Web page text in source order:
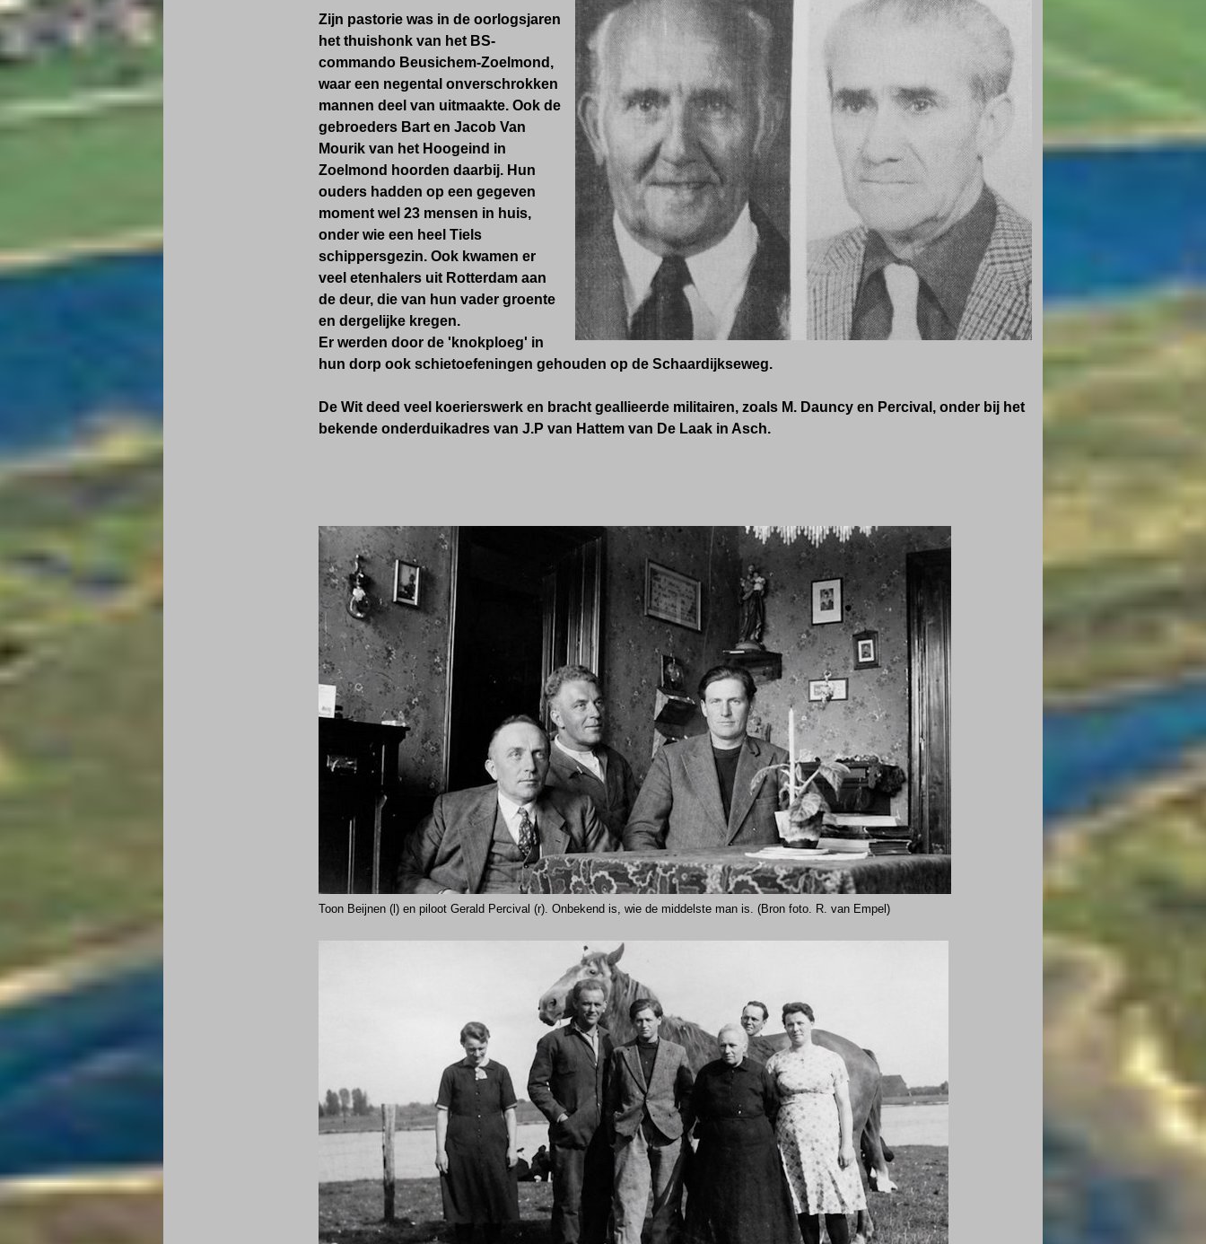
Zijn pastorie was in de oorlogsjaren
het thuishonk van het BS-
commando Beusichem-Zoelmond,
waar een negental onverschrokken
mannen deel van uitmaakte. Ook de
gebroeders Bart en Jacob Van
Mourik van het Hoogeind in
Zoelmond hoorden daarbij. Hun
ouders hadden op een gegeven
moment wel 23 mensen in huis,
onder wie een heel Tiels
schippersgezin. Ook kwamen er
veel etenhalers uit Rotterdam aan
de deur, die van hun vader groente
en dergelijke kregen.
Er werden door de 'knokploeg' in
hun dorp ook schietoefeningen gehouden op de Schaardijkseweg.
De Wit deed veel koerierswerk en bracht geallieerde militairen, zoalsM. Dauncy en Percival, onder bij het
bekende onderduikadres van J.P van Hattem van De Laak in Asch.
Toon Beijnen (l) en piloot Gerald Percival (r). Onbekend is, wie de middelste man is. (Bron foto. R. van Empel)